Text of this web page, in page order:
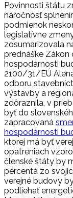
Povinnosti štátu
náročnosť
podmienok
legislatívne
zosumarizovala
prednáške Zákon
hospodárnosti
2100/31/EÚ
odboru
výstavby a
zdôraznila, v
byť do
zapracovaná
hospodárnosti
ktorej má byť
opatreniach
členské štáty by
percentá zo
verejné budovy
podliehať